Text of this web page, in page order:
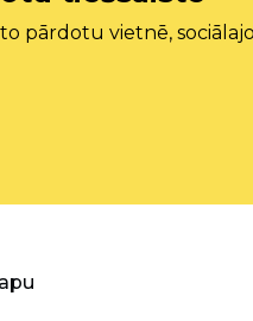
pārdotu vietnē,